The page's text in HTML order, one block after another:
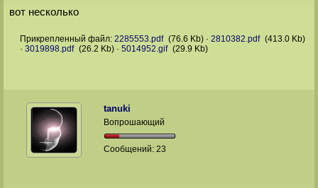
вот несколько
Прикрепленный файл: 2285553.pdf (76.6 Kb) · 2810382.pdf (413.0 Kb)
· 3019898.pdf (26.2 Kb) · 5014952.gif (29.9 Kb)
tanuki
Вопрошающий
Сообщений:23